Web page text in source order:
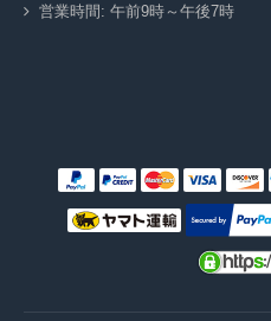
営業時間: 午前9時～午後7時